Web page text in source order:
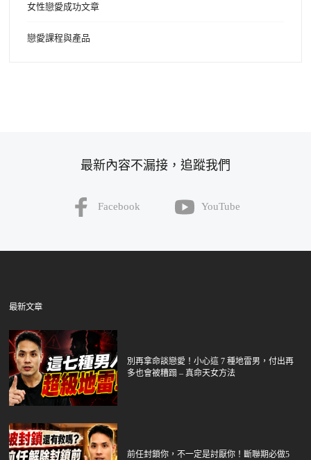
女性戀愛成功文章
戀愛課程與產品
最新內容不漏接，追蹤我們
Facebook YouTube
最新文章
別再拿命談戀愛！小心這 7 種地雷男，付出再
多也會被糟蹋 – 真命天女方法
前任封鎖你，不一定是討厭你！斷聯期必做5